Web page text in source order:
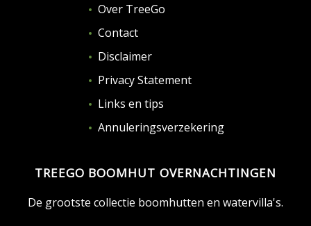
Over TreeGo
Contact
Disclaimer
Privacy Statement
Links en tips
Annuleringsverzekering
TREEGO BOOMHUT OVERNACHTINGEN
De grootste collectie boomhutten en watervilla's.